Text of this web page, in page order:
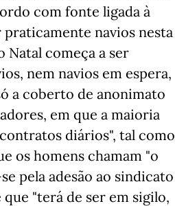
com fonte ligada à
praticamente navios nesta
Natal começa a ser
nem navios em espera,
a coberto de anonimato
em que a maioria
diários", tal como
os homens chamam "o
pela adesão ao sindicato
"terá de ser em sigilo,